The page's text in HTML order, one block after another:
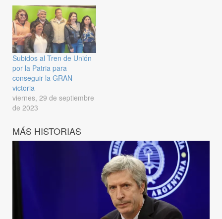
Subidos al Tren de Unión
por la Patria para
conseguir la GRAN
victoria
viernes, 29 de septiembre
de 2023
MÁS HISTORIAS